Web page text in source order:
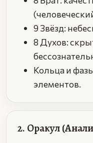
9 Звёзд:
8 Духов:
Кольца и
элементов.
2. Оракул